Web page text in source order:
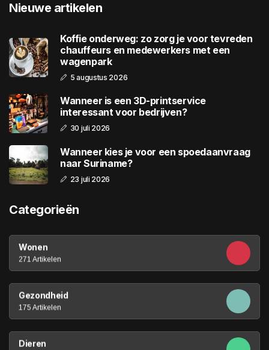
Nieuwe artikelen
Koffie onderweg: zo zorg je voor tevreden
chauffeurs en medewerkers met een
wagenpark
5 augustus 2026
Wanneer is een 3D-printservice
interessant voor bedrijven?
30 juli 2026
Wanneer kies je voor een spoedaanvraag
naar Suriname?
23 juli 2026
Categorieën
Wonen
271 Artikelen
Gezondheid
175 Artikelen
Dieren